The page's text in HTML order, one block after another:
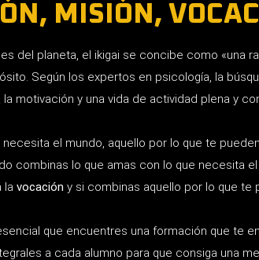
MISIÓN,
del planeta, el ikigai se concibe como «una
Según los expertos en psicología, la
motivación y una vida de actividad plena y
el mundo, aquello por lo que te
combinas lo que amas con lo que necesita
la vocación y si combinas aquello por lo que te
que encuentres una formación que te
a cada alumno para que consiga una